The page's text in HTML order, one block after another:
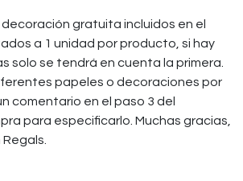
gratuita incluidos en el
a 1 unidad por producto, si hay
solo se tendrá en cuenta la primera.
papeles o decoraciones por
comentario en el paso 3 del
para especificarlo. Muchas gracias,